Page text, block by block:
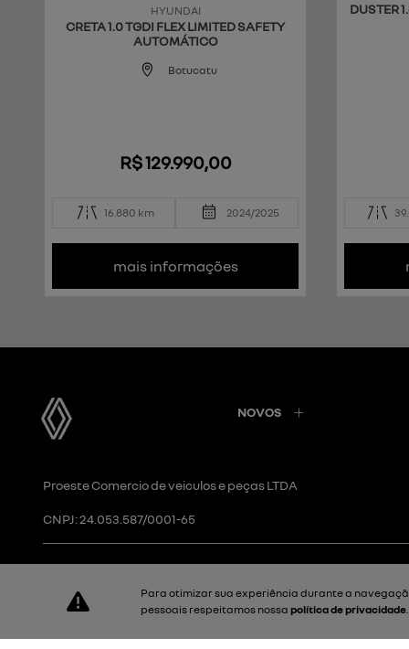
ilh
HYUNDAI
CRETA 1.0 TGDI FLEX LIMITED SAFETY
AUTOMÁTICO
Botucatu
R$ 129.990,00
16.880 km 2024/2025
mais informações
ilh
DUSTER
NOVOS
Proeste Comercio de veiculos e peças LTDA
CNPJ: 24.053.587/0001-65
Desacelere. Seu bem maior é a vida.
Para otimizar sua experiência durante a
pessoais respeitamos nossa política de privacidade